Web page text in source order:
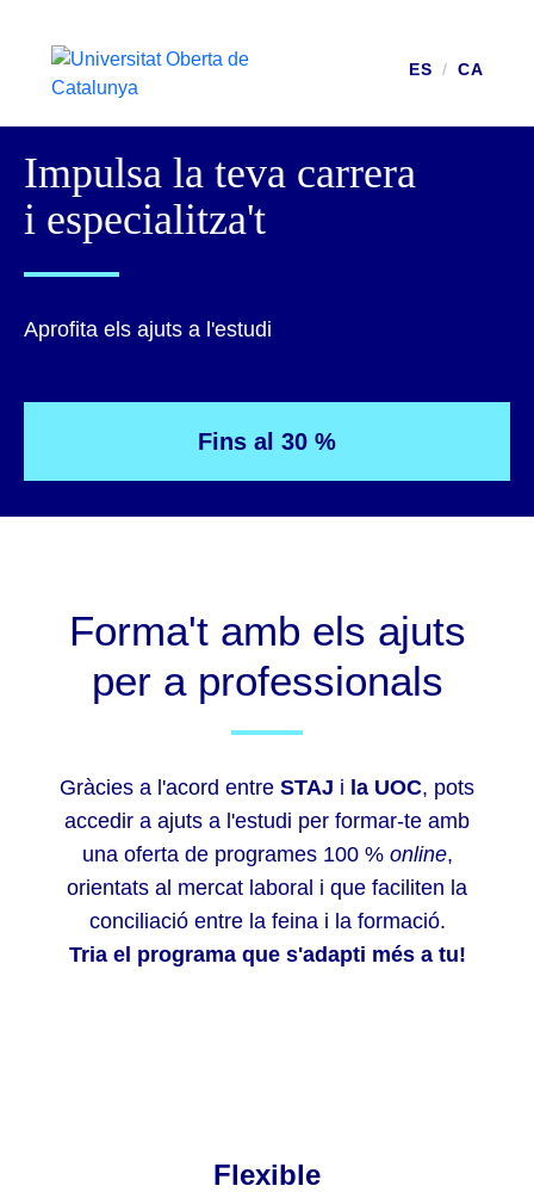
ES / CA
Impulsa la teva carrera
i especialitza't
Aprofita els ajuts a l'estudi
Fins al 30 %
Forma't amb els ajuts
per a professionals
Gràcies a l'acord entre STAJ i la UOC, pots
accedir a ajuts a l'estudi per formar-te amb
una oferta de programes 100 % online,
orientats al mercat laboral i que faciliten la
conciliació entre la feina i la formació.
Tria el programa que s'adapti més a tu!
Flexible